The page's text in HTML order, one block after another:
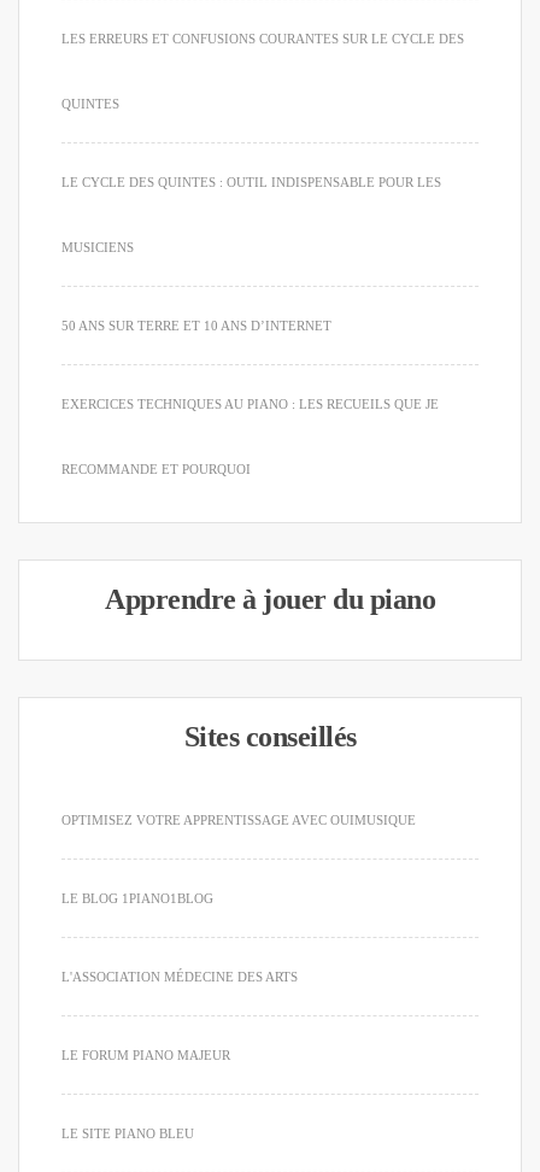
LES ERREURS ET CONFUSIONS COURANTES SUR LE CYCLE DES
QUINTES
LE CYCLE DES QUINTES : OUTIL INDISPENSABLE POUR LES
MUSICIENS
50 ANS SUR TERRE ET 10 ANS D’INTERNET
EXERCICES TECHNIQUES AU PIANO : LES RECUEILS QUE JE
RECOMMANDE ET POURQUOI
Apprendre à jouer du piano
Sites conseillés
OPTIMISEZ VOTRE APPRENTISSAGE AVEC OUIMUSIQUE
LE BLOG 1PIANO1BLOG
L'ASSOCIATION MÉDECINE DES ARTS
LE FORUM PIANO MAJEUR
LE SITE PIANO BLEU